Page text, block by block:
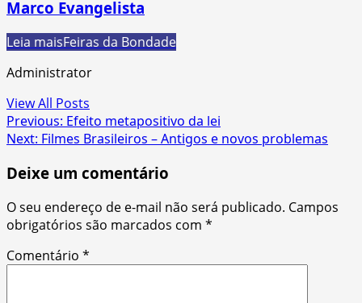
Marco Evangelista
Leia maisFeiras da Bondade
Administrator
View All Posts
Post
navigation
Previous: Efeito metapositivo da lei
Next: Filmes Brasileiros – Antigos e novos problemas
Deixe um comentário
O seu endereço de e-mail não será publicado. Campos
obrigatórios são marcados com *
Comentário *